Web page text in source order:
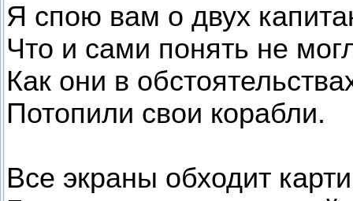
Я спою вам о двух
Что и сами понять не
Как они в
Потопили свои корабли.
Все экраны обходит